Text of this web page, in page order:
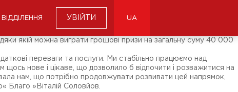
ВІДДІЛЕННЯ УВІЙТИ UA
якій можна виграти грошові призи на загальну суму 40 000
переваги та послуги. Ми стабільно працюємо над
щось нове і цікаве, що дозволило б відпочити і розважитися на
нам, що потрібно продовжувати розвивати цей напрямок,
Благо »Віталій Соловйов.